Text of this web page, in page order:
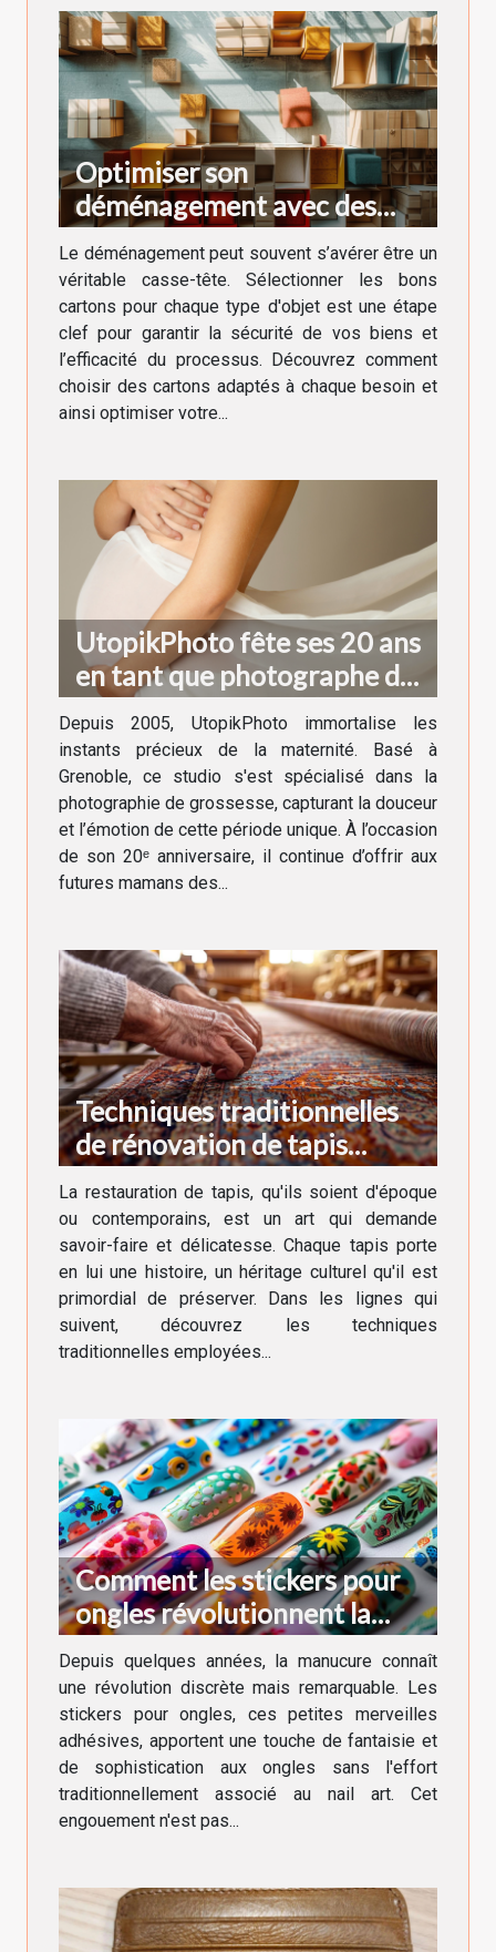
Optimiser son
déménagement avec des
cartons adaptés à chaque
besoin
Le déménagement peut souvent s’avérer être un
véritable casse-tête. Sélectionner les bons
cartons pour chaque type d'objet est une étape
clef pour garantir la sécurité de vos biens et
l’efficacité du processus. Découvrez comment
choisir des cartons adaptés à chaque besoin et
ainsi optimiser votre...
UtopikPhoto fête ses 20 ans
en tant que photographe de
grossesse à Grenoble !
Depuis 2005, UtopikPhoto immortalise les
instants précieux de la maternité. Basé à
Grenoble, ce studio s'est spécialisé dans la
photographie de grossesse, capturant la douceur
et l’émotion de cette période unique. À l’occasion
de son 20ᵉ anniversaire, il continue d’offrir aux
futures mamans des...
Techniques traditionnelles
de rénovation de tapis
anciens et modernes
La restauration de tapis, qu'ils soient d'époque
ou contemporains, est un art qui demande
savoir-faire et délicatesse. Chaque tapis porte
en lui une histoire, un héritage culturel qu'il est
primordial de préserver. Dans les lignes qui
suivent, découvrez les techniques
traditionnelles employées...
Comment les stickers pour
ongles révolutionnent la
manucure moderne
Depuis quelques années, la manucure connaît
une révolution discrète mais remarquable. Les
stickers pour ongles, ces petites merveilles
adhésives, apportent une touche de fantaisie et
de sophistication aux ongles sans l'effort
traditionnellement associé au nail art. Cet
engouement n'est pas...